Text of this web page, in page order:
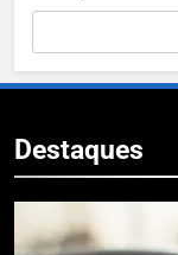
Destaques